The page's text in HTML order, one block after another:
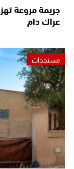
جريمة مروعة
عراك دام
مستجدات